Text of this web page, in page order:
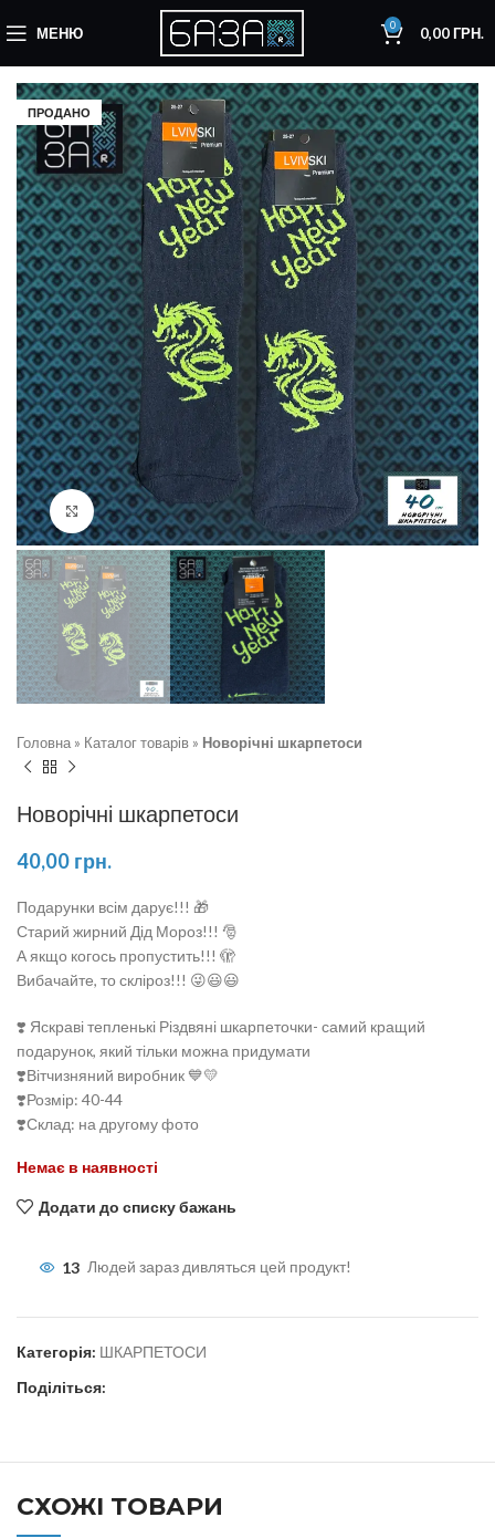
МЕНЮ 0 0,00ГРН.
ПРОДАНО
Натисніть, щоб збільшити
Головна » Каталог товарів » Новорічні шкарпетоси
Новорічні шкарпетоси
40,00 грн.
Подарунки всім дарує!!! 🎁
Старий жирний Дід Мороз!!! 🎅
А якщо когось пропустить!!! 🫣
Вибачайте, то скліроз!!! 😜😃😃
❣️ Яскраві тепленькі Різдвяні шкарпеточки- самий кращий
подарунок, який тільки можна придумати
❣️Вітчизняний виробник 💙💛
❣️Розмір: 40-44
❣️Склад: на другому фото
Немає в наявності
Додати до списку бажань
13 Людей зараз дивляться цей продукт!
Категорія: ШКАРПЕТОСИ
Поділіться:
СХОЖІ ТОВАРИ